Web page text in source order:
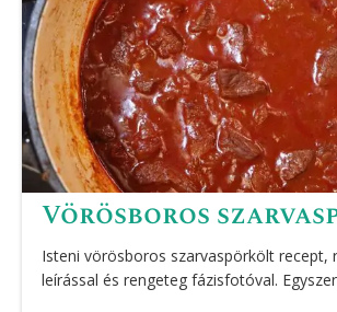
Vörösboros
Isteni vörösboros szarvaspörkölt recept,
leírással és rengeteg fázisfotóval.